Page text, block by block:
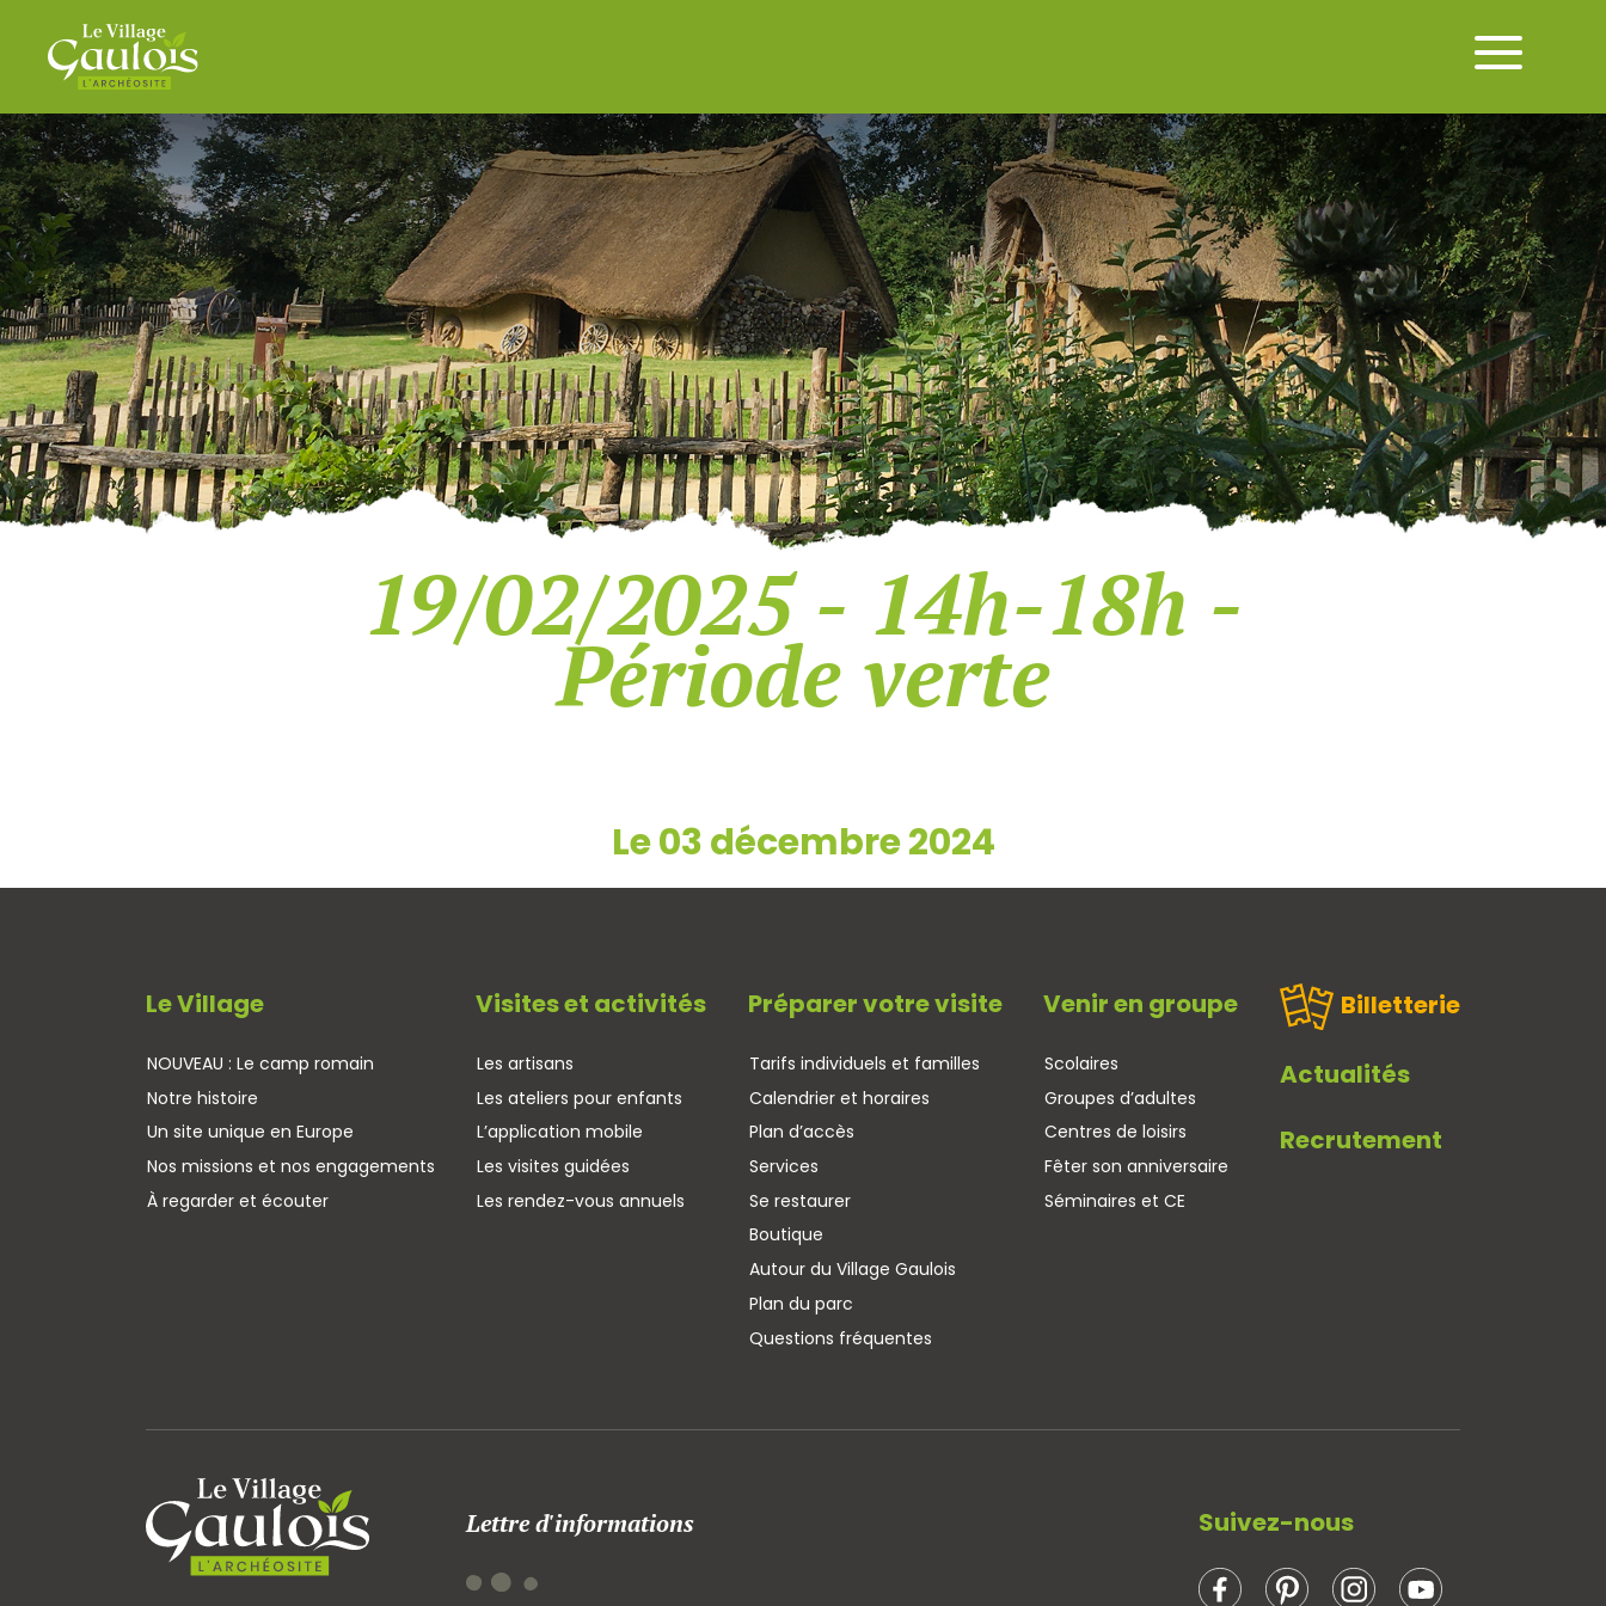
19/02/2025 - 14h-18h -
Période verte
Le 03 décembre 2024
Le Village
NOUVEAU : Le camp romain
Notre histoire
Un site unique en Europe
Nos missions et nos engagements
À regarder et écouter
Visites et activités
Les artisans
Les ateliers pour enfants
L’application mobile
Les visites guidées
Les rendez-vous annuels
Préparer votre visite
Tarifs individuels et familles
Calendrier et horaires
Plan d’accès
Services
Se restaurer
Boutique
Autour du Village Gaulois
Plan du parc
Questions fréquentes
Venir en groupe
Scolaires
Groupes d’adultes
Centres de loisirs
Fêter son anniversaire
Séminaires et CE
Billetterie
Actualités
Recrutement
Lettre d'informations Suivez-nous